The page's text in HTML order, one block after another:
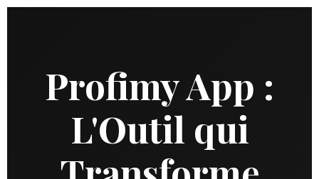
Profimy App :
L'Outil qui